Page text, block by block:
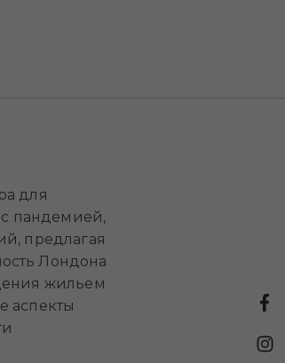
для
с пандемией,
предлагая
Лондона
жильем
аспекты